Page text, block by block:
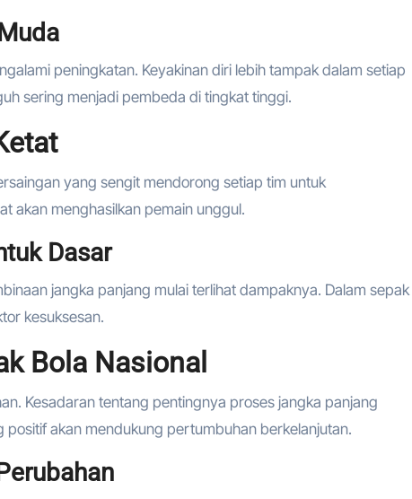
peningkatan. Keyakinan diri lebih tampak dalam setiap
sering menjadi pembeda di tingkat tinggi.
yang sengit mendorong setiap tim untuk
akan menghasilkan pemain unggul.
Dasar
jangka panjang mulai terlihat dampaknya. Dalam sepak
kesuksesan.
Bola Nasional
Kesadaran tentang pentingnya proses jangka panjang
akan mendukung pertumbuhan berkelanjutan.